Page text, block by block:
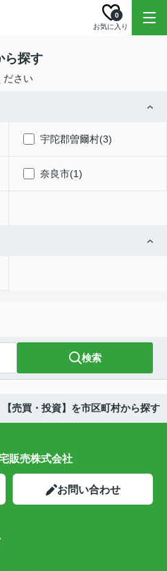
お気に入り
0
ら探す
ださい
宇陀郡曽爾村(3)
奈良市(1)
検索
【売買・投資】を市区町村から探す
販売株式会社
お問い合わせ